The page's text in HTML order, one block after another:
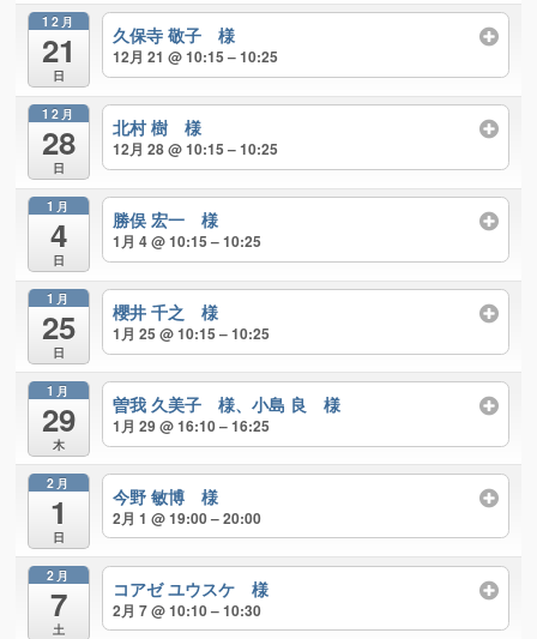
12月
21
日
久保寺 敬子 様
12月 21 @ 10:15 – 10:25
12月
28
日
北村 樹 様
12月 28 @ 10:15 – 10:25
1月
4
日
勝俣 宏一 様
1月 4 @ 10:15 – 10:25
1月
25
日
櫻井 千之 様
1月 25 @ 10:15 – 10:25
1月
29
木
曽我 久美子 様、小島 良 様
1月 29 @ 16:10 – 16:25
2月
1
日
今野 敏博 様
2月 1 @ 19:00 – 20:00
2月
7
土
コアゼ ユウスケ 様
2月 7 @ 10:10 – 10:30